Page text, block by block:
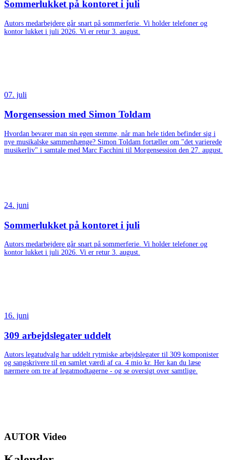
Sommerlukket på kontoret i juli
Autors medarbejdere går snart på sommerferie. Vi holder telefoner og
kontor lukket i juli 2026. Vi er retur 3. august.
07. juli
Morgensession med Simon Toldam
Hvordan bevarer man sin egen stemme, når man hele tiden befinder sig i
nye musikalske sammenhænge? Simon Toldam fortæller om "det varierede
musikerliv" i samtale med Marc Facchini til Morgensession den 27. august.
24. juni
Sommerlukket på kontoret i juli
Autors medarbejdere går snart på sommerferie. Vi holder telefoner og
kontor lukket i juli 2026. Vi er retur 3. august.
16. juni
309 arbejdslegater uddelt
Autors legatudvalg har uddelt rytmiske arbejdslegater til 309 komponister
og sangskrivere til en samlet værdi af ca. 4 mio kr. Her kan du læse
nærmere om tre af legatmodtagerne - og se oversigt over samtlige.
AUTOR Video